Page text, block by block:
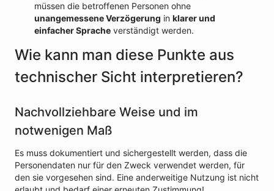
müssen die betroffenen Personen ohne
unangemessene Verzögerung in klarer und
einfacher Sprache verständigt werden.
Wie kann man diese Punkte aus
technischer Sicht interpretieren?
Nachvollziehbare Weise und im
notwenigen Maß
Es muss dokumentiert und sichergestellt werden, dass die
Personendaten nur für den Zweck verwendet werden, für
den sie vorgesehen sind. Eine anderweitige Nutzung ist nicht